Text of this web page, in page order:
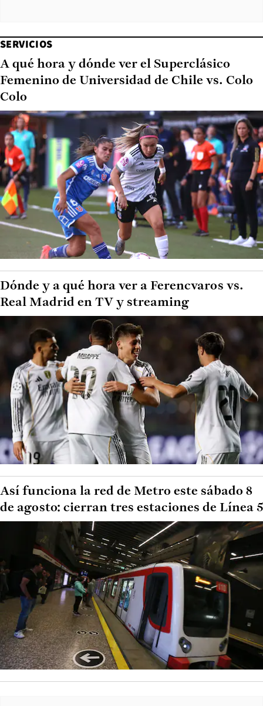
SERVICIOS
A qué hora y dónde ver el Superclásico
Femenino de Universidad de Chile vs. Colo
Colo
Dónde y a qué hora ver a Ferencvaros vs.
Real Madrid en TV y streaming
Así funciona la red de Metro este sábado 8
de agosto: cierran tres estaciones de Línea 5